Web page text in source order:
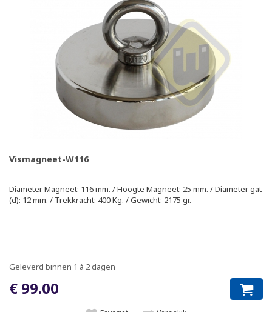
Vismagneet-W116
Diameter Magneet: 116 mm. / Hoogte Magneet: 25 mm. / Diameter gat
(d): 12 mm. / Trekkracht: 400 Kg. / Gewicht: 2175 gr.
Geleverd binnen 1 à 2 dagen
€ 99.00